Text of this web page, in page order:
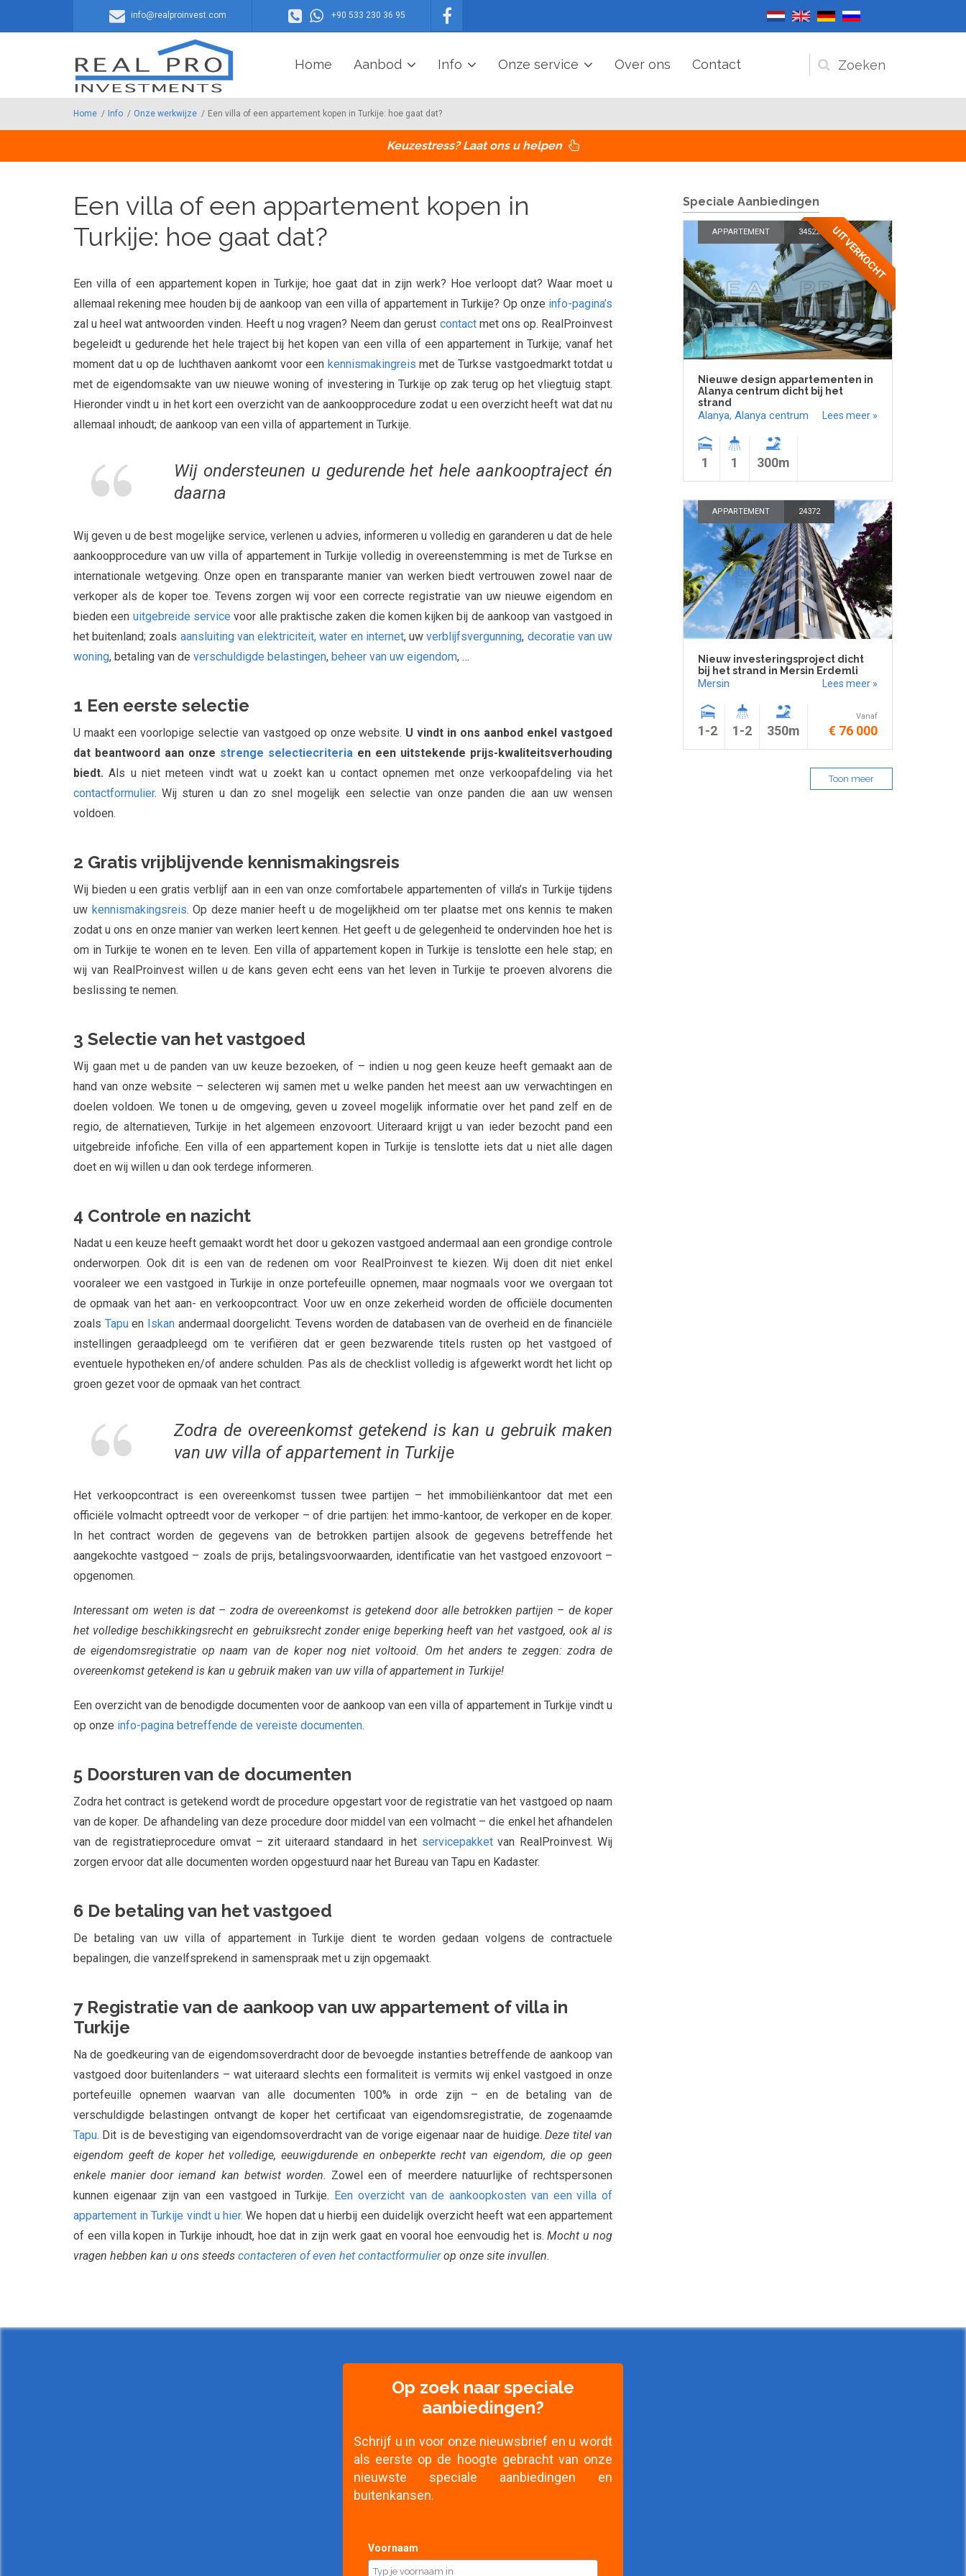
Overslaan en naar de inhoud gaaninfo@realproinvest.com +90 533 230 36 95
Zoekveld
Home Aanbod Info Onze service Over ons Contact
Home / Info / Onze werkwijze / Een villa of een appartement kopen in Turkije: hoe gaat dat?
Keuzestress? Laat ons u helpen
Een villa of een appartement kopen in
Turkije: hoe gaat dat?
Een villa of een appartement kopen in Turkije; hoe gaat dat in zijn werk? Hoe verloopt dat? Waar moet u
allemaal rekening mee houden bij de aankoop van een villa of appartement in Turkije? Op onze info-pagina’s
zal u heel wat antwoorden vinden. Heeft u nog vragen? Neem dan gerust contactmet ons op. RealProinvest
begeleidt u gedurende het hele traject bij het kopen van een villa of een appartement in Turkije; vanaf het
moment dat u op de luchthaven aankomt voor een kennismakingreis met de Turkse vastgoedmarkt totdat u
met de eigendomsakte van uw nieuwe woning of investering in Turkije op zak terug op het vliegtuig stapt.
Hieronder vindt u in het kort een overzicht van de aankoopprocedure zodat u een overzicht heeft wat dat nu
allemaal inhoudt; de aankoop van een villa of appartement in Turkije.
Wij ondersteunen u gedurende het hele aankooptraject én
daarna
Wij geven u de best mogelijke service, verlenen u advies, informeren u volledig en garanderen u dat de hele
aankoopprocedure van uw villa of appartement in Turkije volledig in overeenstemming is met de Turkse en
internationale wetgeving. Onze open en transparante manier van werken biedt vertrouwen zowel naar de
verkoper als de koper toe. Tevens zorgen wij voor een correcte registratie van uw nieuwe eigendom en
bieden een uitgebreide service voor alle praktische zaken die komen kijken bij de aankoop van vastgoed in
het buitenland; zoals aansluiting van elektriciteit, water en internet, uwverblijfsvergunning, decoratie van uw
woning, betaling van de verschuldigde belastingen, beheer van uw eigendom, …
1 Een eerste selectie
U maakt een voorlopige selectie van vastgoed op onze website. U vindt in ons aanbod enkel vastgoed
dat beantwoord aan onze strenge selectiecriteria en een uitstekende prijs-kwaliteitsverhouding
biedt. Als u niet meteen vindt wat u zoekt kan u contact opnemen met onze verkoopafdeling via het
contactformulier. Wij sturen u dan zo snel mogelijk een selectie van onze panden die aan uw wensen
voldoen.
2 Gratis vrijblijvende kennismakingsreis
Wij bieden u een gratis verblijf aan in een van onze comfortabele appartementen of villa’s in Turkije tijdens
uw kennismakingsreis. Op deze manier heeft u de mogelijkheid om ter plaatse met ons kennis te maken
zodat u ons en onze manier van werken leert kennen. Het geeft u de gelegenheid te ondervinden hoe het is
om in Turkije te wonen en te leven. Een villa of appartement kopen in Turkije is tenslotte een hele stap; en
wij van RealProinvest willen u de kans geven echt eens van het leven in Turkije te proeven alvorens die
beslissing te nemen.
3 Selectie van het vastgoed
Wij gaan met u de panden van uw keuze bezoeken, of – indien u nog geen keuze heeft gemaakt aan de
hand van onze website – selecteren wij samen met u welke panden het meest aan uw verwachtingen en
doelen voldoen. We tonen u de omgeving, geven u zoveel mogelijk informatie over het pand zelf en de
regio, de alternatieven, Turkije in het algemeen enzovoort. Uiteraard krijgt u van ieder bezocht pand een
uitgebreide infofiche. Een villa of een appartement kopen in Turkije is tenslotte iets dat u niet alle dagen
doet en wij willen u dan ook terdege informeren.
4 Controle en nazicht
Nadat u een keuze heeft gemaakt wordt het door u gekozen vastgoed andermaal aan een grondige controle
onderworpen. Ook dit is een van de redenen om voor RealProinvest te kiezen. Wij doen dit niet enkel
vooraleer we een vastgoed in Turkije in onze portefeuille opnemen, maar nogmaals voor we overgaan tot
de opmaak van het aan- en verkoopcontract. Voor uw en onze zekerheid worden de officiële documenten
zoals Tapuen Iskan andermaal doorgelicht. Tevens worden de databasen van de overheid en de financiële
instellingen geraadpleegd om te verifiëren dat er geen bezwarende titels rusten op het vastgoed of
eventuele hypotheken en/of andere schulden. Pas als de checklist volledig is afgewerkt wordt het licht op
groen gezet voor de opmaak van het contract.
Zodra de overeenkomst getekend is kan u gebruik maken
van uw villa of appartement in Turkije
Het verkoopcontract is een overeenkomst tussen twee partijen – het immobiliënkantoor dat met een
officiële volmacht optreedt voor de verkoper – of drie partijen: het immo-kantoor, de verkoper en de koper.
In het contract worden de gegevens van de betrokken partijen alsook de gegevens betreffende het
aangekochte vastgoed – zoals de prijs, betalingsvoorwaarden, identificatie van het vastgoed enzovoort –
opgenomen.
Interessant om weten is dat – zodra de overeenkomst is getekend door alle betrokken partijen – de koper
het volledige beschikkingsrecht en gebruiksrecht zonder enige beperking heeft van het vastgoed, ook al is
de eigendomsregistratie op naam van de koper nog niet voltooid. Om het anders te zeggen: zodra de
overeenkomst getekend is kan u gebruik maken van uw villa of appartement in Turkije!
Een overzicht van de benodigde documenten voor de aankoop van een villa of appartement in Turkije vindt u
op onze info-pagina betreffende de vereiste documenten.
5 Doorsturen van de documenten
Zodra het contract is getekend wordt de procedure opgestart voor de registratie van het vastgoed op naam
van de koper. De afhandeling van deze procedure door middel van een volmacht – die enkel het afhandelen
van de registratieprocedure omvat – zit uiteraard standaard in het servicepakketvan RealProinvest. Wij
zorgen ervoor dat alle documenten worden opgestuurd naar het Bureau van Tapu en Kadaster.
6 De betaling van het vastgoed
De betaling van uw villa of appartement in Turkije dient te worden gedaan volgens de contractuele
bepalingen, die vanzelfsprekend in samenspraak met u zijn opgemaakt.
7 Registratie van de aankoop van uw appartement of villa in
Turkije
Na de goedkeuring van de eigendomsoverdracht door de bevoegde instanties betreffende de aankoop van
vastgoed door buitenlanders – wat uiteraard slechts een formaliteit is vermits wij enkel vastgoed in onze
portefeuille opnemen waarvan van alle documenten 100% in orde zijn – en de betaling van de
verschuldigde belastingen ontvangt de koper het certificaat van eigendomsregistratie, de zogenaamde
Tapu. Dit is de bevestiging van eigendomsoverdracht van de vorige eigenaar naar de huidige.Deze titel van
eigendom geeft de koper het volledige, eeuwigdurende en onbeperkte recht van eigendom, die op geen
enkele manier door iemand kan betwist worden. Zowel een of meerdere natuurlijke of rechtspersonen
kunnen eigenaar zijn van een vastgoed in Turkije. Een overzicht van de aankoopkosten van een villa of
appartement in Turkije vindt u hier. We hopen dat u hierbij een duidelijk overzicht heeft wat een appartement
of een villa kopen in Turkije inhoudt, hoe dat in zijn werk gaat en vooral hoe eenvoudig het is.Mocht u nog
vragen hebben kan u ons steeds contacteren of even het contactformulierop onze site invullen.
Speciale Aanbiedingen
APPARTEMENT 34522 UITVERKOCHT
Nieuwe design appartementen in
Alanya centrum dicht bij het
strand
Alanya, Alanya centrum Lees meer »
1 1 300m
APPARTEMENT 24372
Nieuw investeringsproject dicht
bij het strand in Mersin Erdemli
Mersin Lees meer »
1-2 1-2 350m
Vanaf
€ 76 000
Toon meer
Op zoek naar speciale
aanbiedingen?
Schrijf u in voor onze nieuwsbrief en u wordt
als eerste op de hoogte gebracht van onze
nieuwste speciale aanbiedingen en
buitenkansen.
Voornaam